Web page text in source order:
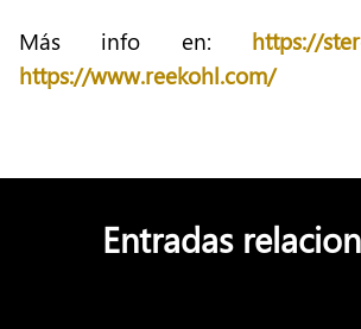
Más info en: https://
https://www.reekohl.com/
Entradas